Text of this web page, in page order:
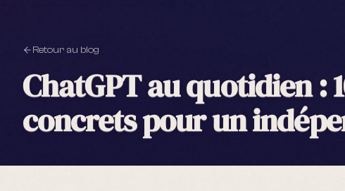
Retour au blog
ChatGPT au quotidien :
concrets pour un